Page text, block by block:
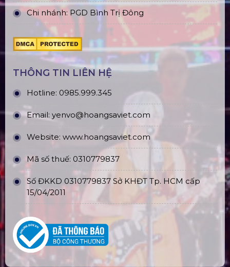
Chi nhánh: PGD Bình Trị Đông
THÔNG TIN LIÊN HỆ
Hotline: 0985.999.345
Email: yenvo@hoangsaviet.com
Website: www.hoangsaviet.com
Mã số thuế: 0310779837
Số ĐKKD 0310779837 Sở KHĐT Tp. HCM cấp
15/04/2011